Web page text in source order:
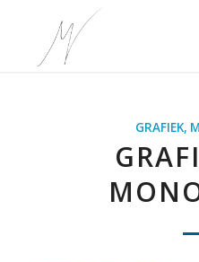
GRAFIEK,